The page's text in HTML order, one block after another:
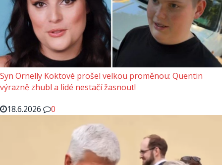
Syn Ornelly Koktové prošel velkou proměnou: Quentin
výrazně zhubl a lidé nestačí žasnout!
18.6.2026
0